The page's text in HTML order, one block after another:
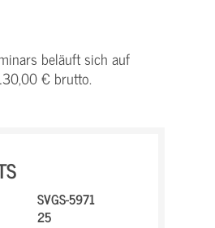
beläuft sich auf
€ brutto.
SVGS-5971
25